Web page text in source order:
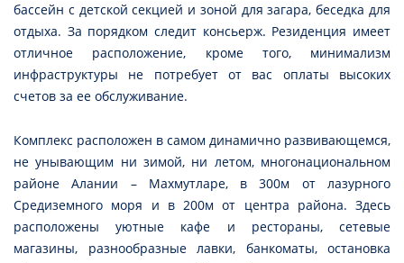
бассейн с детской секцией и зоной для загара, беседка для
отдыха. За порядком следит консьерж. Резиденция имеет
отличное расположение, кроме того, минимализм
инфраструктуры не потребует от вас оплаты высоких
счетов за ее обслуживание.
Комплекс расположен в самом динамично развивающемся,
не унывающим ни зимой, ни летом, многонациональном
районе Алании – Махмутларе, в 300м от лазурного
Средиземного моря и в 200м от центра района. Здесь
расположены уютные кафе и рестораны, сетевые
магазины, разнообразные лавки, банкоматы, остановка